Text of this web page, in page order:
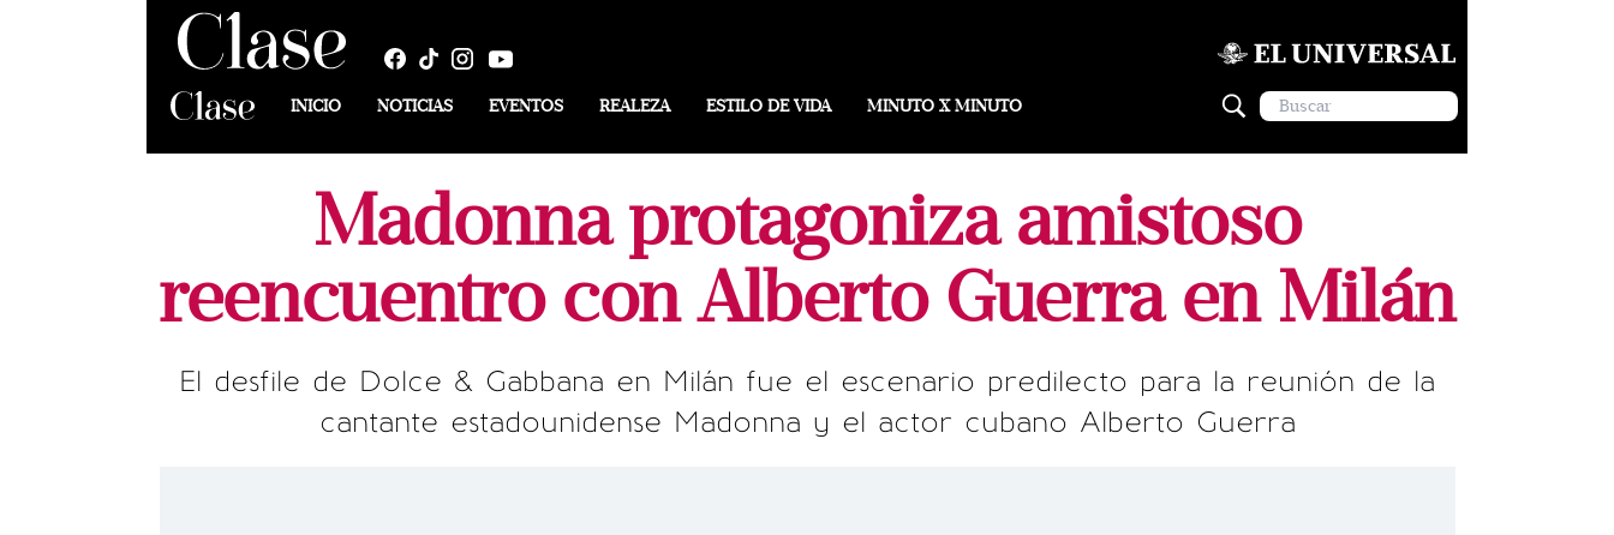
INICIO NOTICIAS EVENTOS REALEZA ESTILO DE VIDA MINUTO X MINUTO
Madonna protagoniza amistoso
reencuentro con Alberto Guerra en Milán
El desfile de Dolce & Gabbana en Milán fue el escenario predilecto para la reunión de la
cantante estadounidense Madonna y el actor cubano Alberto Guerra